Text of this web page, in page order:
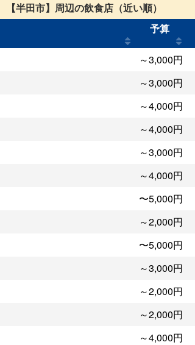
【半田市】周辺の飲食店（近い順）
予算
～3,000円
～3,000円
～4,000円
～4,000円
～3,000円
～4,000円
〜5,000円
～2,000円
〜5,000円
～3,000円
～2,000円
～2,000円
～4,000円